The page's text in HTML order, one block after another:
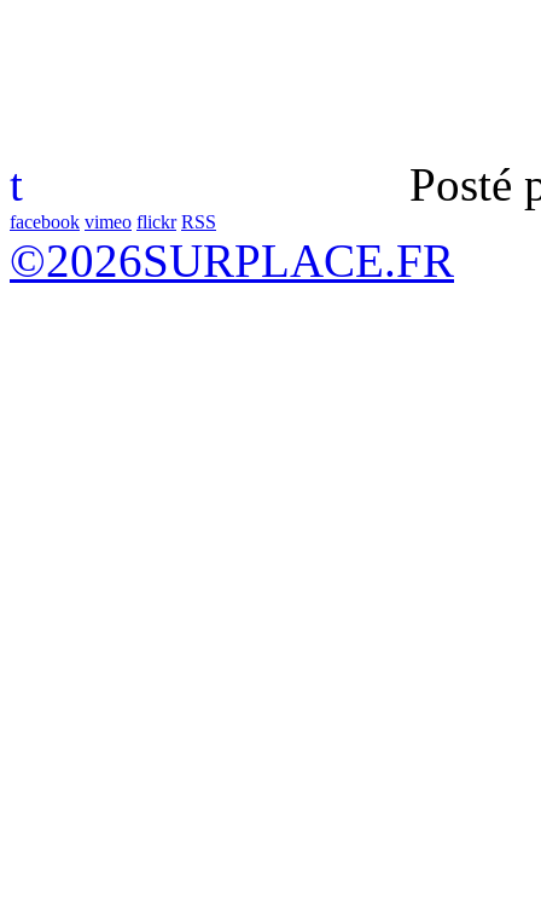
t Posté
facebook vimeo flickr RSS
©2026SURPLACE.FR